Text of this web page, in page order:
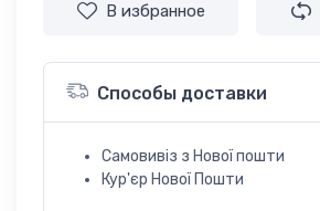
В избранное
Способы доставки
Самовивіз з Нової пошти
Кур'єр Нової Пошти